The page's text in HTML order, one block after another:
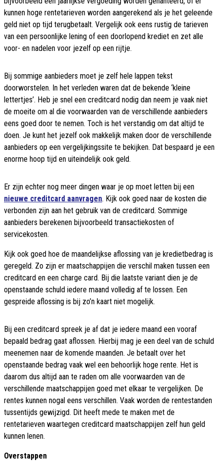
kunnen hoge rentetarieven worden aangerekend als je het geleende
geld niet op tijd terugbetaalt. Vergelijk ook eens rustig de tarieven
van een persoonlijke lening of een doorlopend krediet en zet alle
voor- en nadelen voor jezelf op een rijtje.
Bij sommige aanbieders moet je zelf hele lappen tekst
doorworstelen. In het verleden waren dat de bekende ‘kleine
lettertjes’. Heb je snel een creditcard nodig dan neem je vaak niet
de moeite om al die voorwaarden van de verschillende aanbieders
eens goed door te nemen. Toch is het verstandig om dat altijd te
doen. Je kunt het jezelf ook makkelijk maken door de verschillende
aanbieders op een vergelijkingssite te bekijken. Dat bespaard je een
enorme hoop tijd en uiteindelijk ook geld.
Er zijn echter nog meer dingen waar je op moet letten bij een
nieuwe creditcard aanvragen. Kijk ook goed naar de kosten die
verbonden zijn aan het gebruik van de creditcard. Sommige
aanbieders berekenen bijvoorbeeld transactiekosten of
servicekosten.
Kijk ook goed hoe de maandelijkse aflossing van je kredietbedrag is
geregeld. Zo zijn er maatschappijen die verschil maken tussen een
creditcard en een charge card. Bij die laatste variant dien je de
openstaande schuld iedere maand volledig af te lossen. Een
gespreide aflossing is bij zo’n kaart niet mogelijk.
Bij een creditcard spreek je af dat je iedere maand een vooraf
bepaald bedrag gaat aflossen. Hierbij mag je een deel van de schuld
meenemen naar de komende maanden. Je betaalt over het
openstaande bedrag vaak wel een behoorlijk hoge rente. Het is
daarom dus altijd aan te raden om alle voorwaarden van de
verschillende maatschappijen goed met elkaar te vergelijken. De
rentes kunnen nogal eens verschillen. Vaak worden de rentestanden
tussentijds gewijzigd. Dit heeft mede te maken met de
rentetarieven waartegen creditcard maatschappijen zelf hun geld
kunnen lenen.
Overstappen